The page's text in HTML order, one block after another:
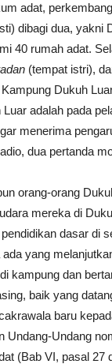
adat,
dibagi dua, yakni
40 rumah adat.
(tempat istri),
Dukuh
adalah pada
menerima
dua pertanda
orang-orang
mereka di
dasar di
yang
kampung dan
baik yang
baru
Undang-Undang
(Bab VI, pasal 27